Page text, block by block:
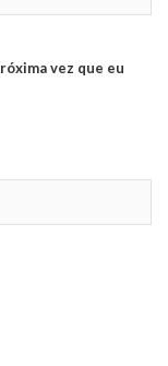
vez que eu